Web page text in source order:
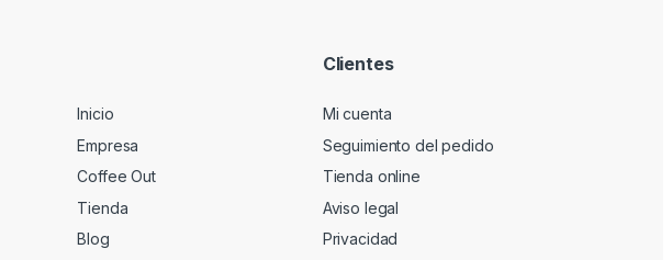
Inicio
Empresa
Coffee Out
Tienda
Blog
Clientes
Mi cuenta
Seguimiento del pedido
Tienda online
Aviso legal
Privacidad